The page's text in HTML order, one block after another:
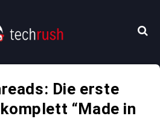
Die erste
“Made in